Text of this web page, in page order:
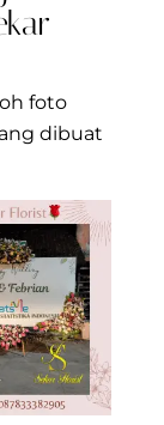
foto
dibuat